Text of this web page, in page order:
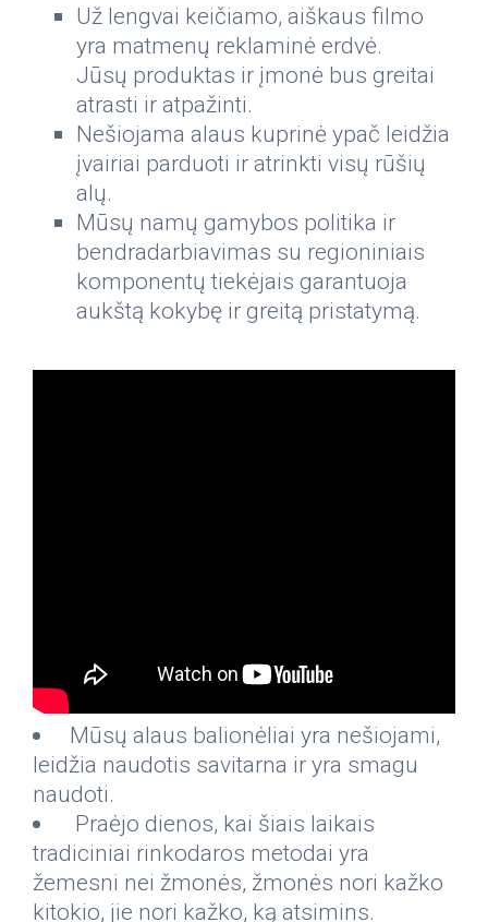
Už lengvai keičiamo, aiškaus filmo
yra matmenų reklaminė erdvė.
Jūsų produktas ir įmonė bus greitai
atrasti ir atpažinti.
Nešiojama alaus kuprinė ypač leidžia
įvairiai parduoti ir atrinkti visų rūšių
alų.
Mūsų namų gamybos politika ir
bendradarbiavimas su regioniniais
komponentų tiekėjais garantuoja
aukštą kokybę ir greitą pristatymą.
Mūsų alaus balionėliai yra nešiojami,
leidžia naudotis savitarna ir yra smagu
naudoti.
Praėjo dienos, kai šiais laikais
tradiciniai rinkodaros metodai yra
žemesni nei žmonės, žmonės nori kažko
kitokio, jie nori kažko, ką atsimins.